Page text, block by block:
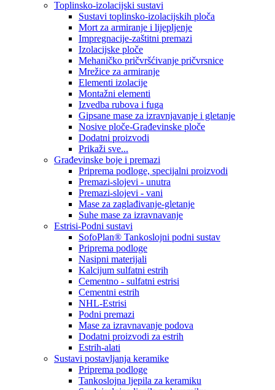
Toplinsko-izolacijski sustavi
Sustavi toplinsko-izolacijskih ploča
Mort za armiranje i lijepljenje
Impregnacije-zaštitni premazi
Izolacijske ploče
Mehaničko pričvršćivanje pričvrsnice
Mrežice za armiranje
Elementi izolacije
Montažni elementi
Izvedba rubova i fuga
Gipsane mase za izravnjavanje i gletanje
Nosive ploče-Građevinske ploče
Dodatni proizvodi
Prikaži sve...
Građevinske boje i premazi
Priprema podloge, specijalni proizvodi
Premazi-slojevi - unutra
Premazi-slojevi - vani
Mase za zaglađivanje-gletanje
Suhe mase za izravnavanje
Estrisi-Podni sustavi
SofoPlan® Tankoslojni podni sustav
Priprema podloge
Nasipni materijali
Kalcijum sulfatni estrih
Cementno - sulfatni estrisi
Cementni estrih
NHL-Estrisi
Podni premazi
Mase za izravnavanje podova
Dodatni proizvodi za estrih
Estrih-alati
Sustavi postavljanja keramike
Priprema podloge
Tankoslojna ljepila za keramiku